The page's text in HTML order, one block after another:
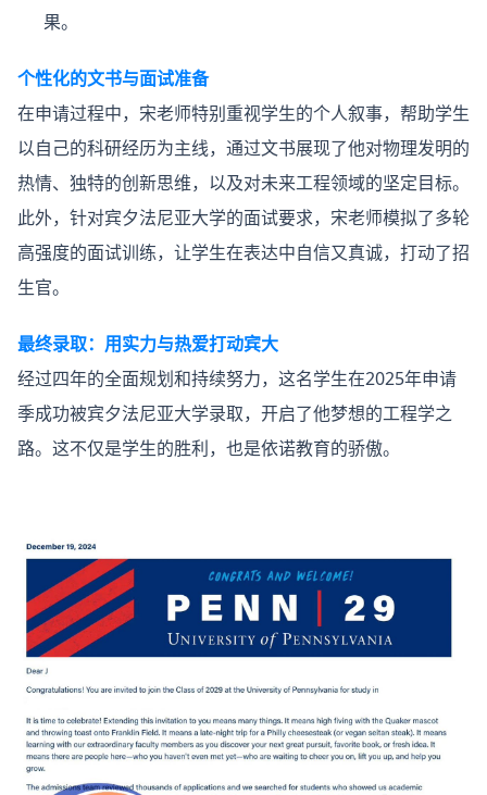
果。
个性化的文书与面试准备
在申请过程中，宋老师特别重视学生的个人叙事，帮助学生
以自己的科研经历为主线，通过文书展现了他对物理发明的
热情、独特的创新思维，以及对未来工程领域的坚定目标。
此外，针对宾夕法尼亚大学的面试要求，宋老师模拟了多轮
高强度的面试训练，让学生在表达中自信又真诚，打动了招
生官。
最终录取：用实力与热爱打动宾大
经过四年的全面规划和持续努力，这名学生在2025年申请
季成功被宾夕法尼亚大学录取，开启了他梦想的工程学之
路。这不仅是学生的胜利，也是依诺教育的骄傲。